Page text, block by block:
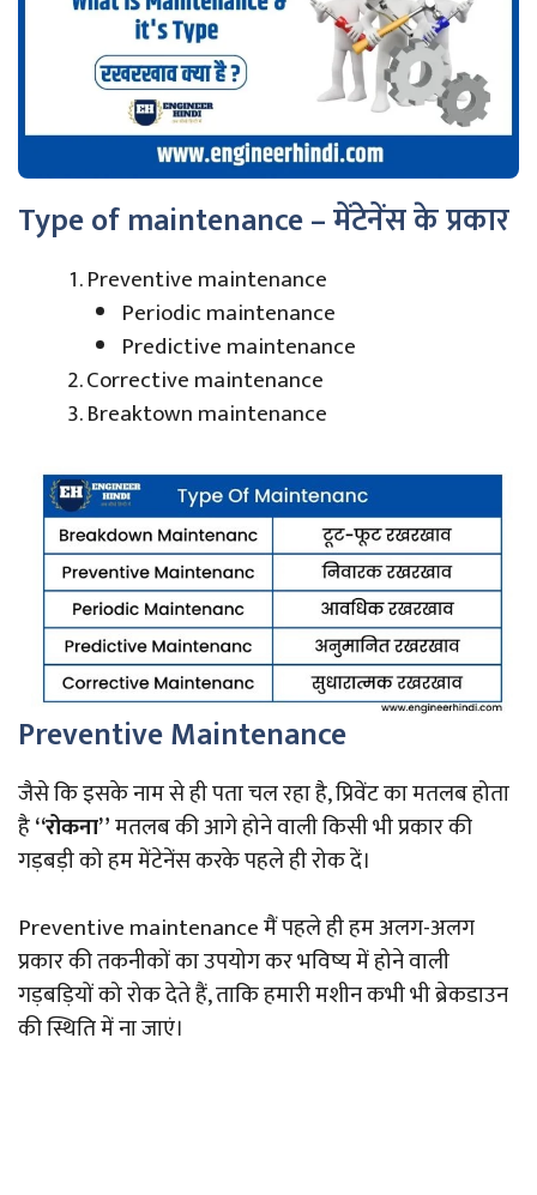
Type of maintenance – मेंटेनेंस के प्रकार
Preventive maintenance
Periodic maintenance
Predictive maintenance
Corrective maintenance
Breaktown maintenance
Preventive Maintenance
जैसे कि इसके नाम से ही पता चल रहा है, प्रिवेंट का मतलब होता
है“रोकना”मतलब की आगे होने वाली किसी भी प्रकार की
गड़बड़ी को हम मेंटेनेंस करके पहले ही रोक दें।
Preventive maintenance मैं पहले ही हम अलग-अलग
प्रकार की तकनीकों का उपयोग कर भविष्य में होने वाली
गड़बड़ियों को रोक देते हैं, ताकि हमारी मशीन कभी भी ब्रेकडाउन
की स्थिति में ना जाएं।